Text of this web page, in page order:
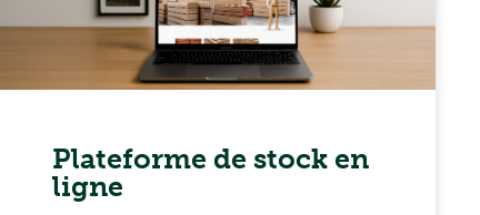
Plateforme de stock en
ligne
Grande capacité de
production
Développement de